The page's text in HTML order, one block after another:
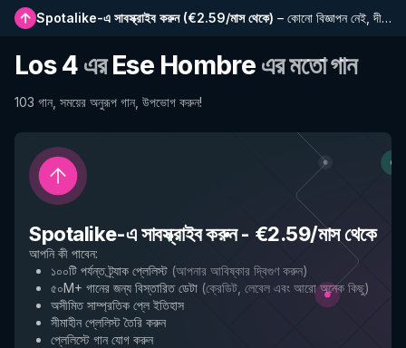
Spotalike-এ সাবস্ক্রাইব করুন(€2.59/মাস থেকে) – কোনো বিজ্ঞাপন নেই, দীর্ঘতর প্লেলিস্ট, সম্পূর্ণ ইতিহাস এবং নতুন বৈশিষ্ট্যে প্রাথমিক প্রবেশাধিকার
Los 4 এরEse Hombre এর মতো গান
103 গান, সময়ের অনুরূপ গান, উপভোগ করুন!
Spotalike-এ সাবস্ক্রাইব করুন- €2.59/মাস থেকে
আপনি কী পাবেন:
১০০টি পর্যন্ত ট্র্যাক প্লেলিস্ট (আপনার আবিষ্কার দ্বিগুণ করুন)
৫০M+ গানের জন্য বিস্তারিত ডেটা (ক্রেডিট, লেবেল এবং আরো অনেক কিছু)
অসীমিত সাম্প্রতিক প্লে ইতিহাস
সীমাহীন প্লেলিস্ট তৈরি করুন
প্লেলিস্টে গান যোগ করুন